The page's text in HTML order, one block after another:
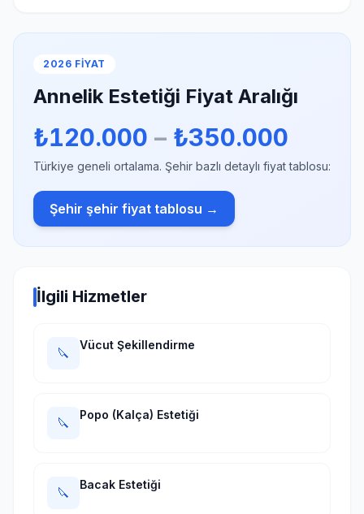
2026 FIYAT
Annelik Estetiği Fiyat Aralığı
₺120.000 – ₺350.000
Türkiye geneli ortalama. Şehir bazlı detaylı fiyat tablosu:
Şehir şehir fiyat tablosu →
İlgili Hizmetler
🔪
Vücut Şekillendirme
🔪
Popo (Kalça) Estetiği
🔪
Bacak Estetiği